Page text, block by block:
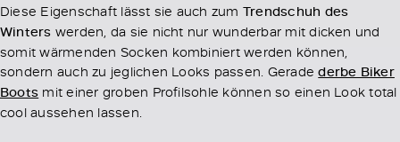
Diese Eigenschaft lässt sie auch zum Trendschuh des
Winters werden, da sie nicht nur wunderbar mit dicken und
somit wärmenden Socken kombiniert werden können,
sondern auch zu jeglichen Looks passen. Geradederbe Biker
Boots mit einer groben Profilsohle können so einen Look total
cool aussehen lassen.